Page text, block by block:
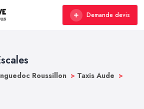
Demande devis
Roussillon > Taxis Aude >